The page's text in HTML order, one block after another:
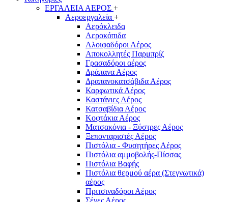
ΕΡΓΑΛΕΙΑ ΑΕΡΟΣ +
Αεροεργαλεία +
Αερόκλειδα
Αεροκόπιδα
Αλοιφαδόροι Αέρος
Αποκολλητές Παρμπρίζ
Γρασαδόροι αέρος
Δράπανα Αέρος
Δραπανοκατσάβιδα Αέρος
Καρφωτικά Αέρος
Καστάνιες Αέρος
Κατσαβίδια Αέρος
Κοφτάκια Αέρος
Ματσακόνια - Ξύστρες Αέρος
Ξεπονταριστές Αέρος
Πιστόλια - Φυσητήρες Αέρος
Πιστόλια αμμοβολής-Πίσσας
Πιστόλια Βαφής
Πιστόλια θερμού αέρα (Στεγνωτικά)
αέρος
Πριτσιναδόροι Αέρος
Σέγες Αέρος